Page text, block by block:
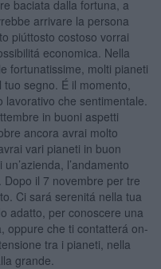
baciata dalla fortuna, a
arrivare la persona
piúttosto costoso vorrai
economica. Nella
fortunatissime, molti pianeti
segno. É il momento,
che sentimentale.
in buoni aspetti
ancora avrai molto
vari pianeti in buon
l’andamento
il 7 novembre per tre
Ci sará serenitá nella tua
adatto, per conoscere una
oppure che ti contatterá on-
tra i pianeti, nella
grande.